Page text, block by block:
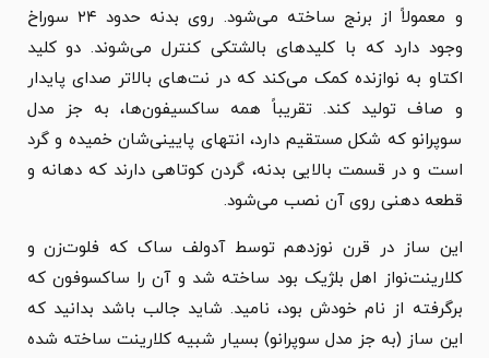
و معمولاً از برنج ساخته می‌شود. روی بدنه حدود ۲۴ سوراخ
وجود دارد که با کلیدهای بالشتکی کنترل می‌شوند. دو کلید
اکتاو به نوازنده کمک می‌کند که در نت‌های بالاتر صدای پایدار
و صاف تولید کند. تقریباً همه ساکسیفون‌ها، به جز مدل
سوپرانو که شکل مستقیم دارد، انتهای پایینی‌شان خمیده و گرد
است و در قسمت بالایی بدنه، گردن کوتاهی دارند که دهانه و
قطعه دهنی روی آن نصب می‌شود.
این ساز در قرن نوزدهم توسط آدولف ساک که فلوت‌زن و
کلارینت‌نواز اهل بلژیک بود ساخته شد و آن را ساکسوفون که
برگرفته از نام خودش بود، نامید. شاید جالب باشد بدانید که
این ساز (به جز مدل سوپرانو) بسیار شبیه کلارینت ساخته شده